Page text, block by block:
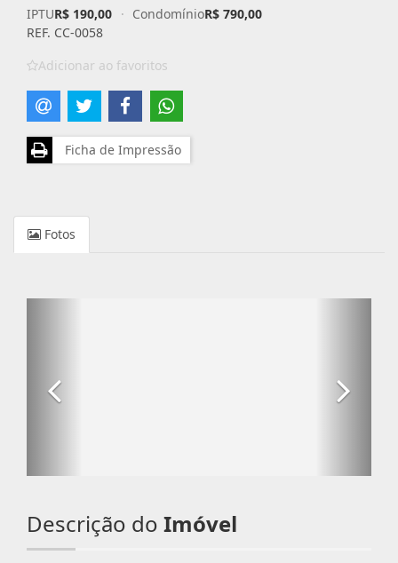
IPTUR$ 190,00 · CondomínioR$ 790,00
REF. CC-0058
Adicionar ao favoritos
Ficha de Impressão
Fotos
Descrição do Imóvel